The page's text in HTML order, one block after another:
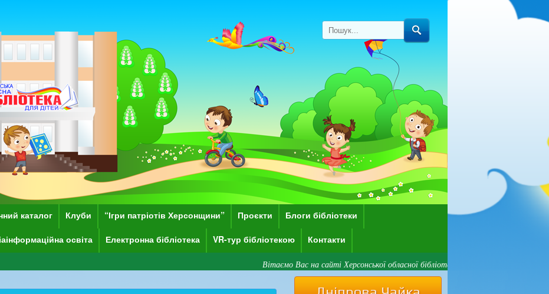
каталог Клуби “Ігри патріотів Херсонщини” Проєкти Блоги бібліотеки
освіта Електронна бібліотека VR-тур бібліотекою Контакти
Вітаємо Вас на сайті Херсонської обласної бібліотеки для дітей імені Дніпрової Чайки!